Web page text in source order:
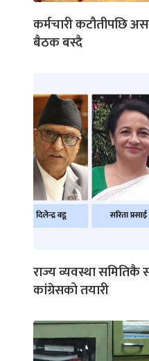
कर्मचारी कटौतीपछि
बैठक बस्दै
राज्य व्यवस्था
कांग्रेसको तयारी